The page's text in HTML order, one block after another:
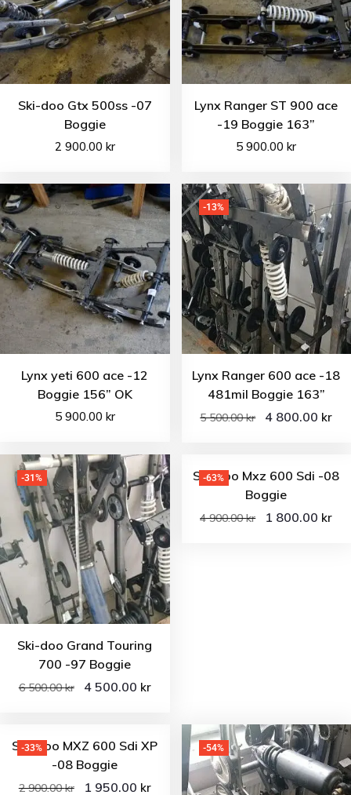
Ski-doo Gtx 500ss -07
Boggie
2 900.00 kr
Lynx Ranger ST 900 ace
-19 Boggie 163”
5 900.00kr
Lynx yeti 600 ace -12
Boggie 156” OK
5 900.00 kr
-13%
Lynx Ranger 600 ace -18
481mil Boggie 163”
5 500.00kr 4 800.00 kr
-31%
Ski-doo Grand Touring
700 -97 Boggie
6 500.00kr 4 500.00 kr
-63%
Ski-doo Mxz 600 Sdi -08
Boggie
4 900.00kr 1 800.00 kr
-33%
Ski-Doo MXZ 600 Sdi XP
-08 Boggie
2 900.00kr 1 950.00 kr
-54%